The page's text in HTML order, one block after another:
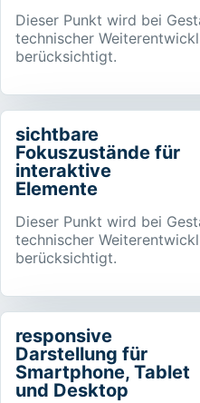
Dieser Punkt wird bei
technischer
berücksichtigt.
sichtbare
Fokuszustände für
interaktive
Elemente
Dieser Punkt wird bei
technischer
berücksichtigt.
responsive
Darstellung für
Smartphone, Tablet
und Desktop